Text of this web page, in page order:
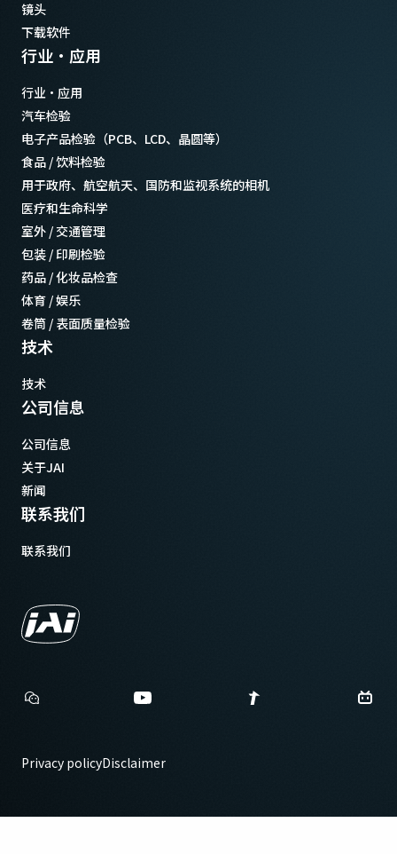
镜头
下载软件
行业·应用
行业·应用
汽车检验
电子产品检验（PCB、LCD、晶圆等）
食品 / 饮料检验
用于政府、航空航天、国防和监视系统的相机
医疗和生命科学
室外 / 交通管理
包装 / 印刷检验
药品 / 化妆品检查
体育 / 娱乐
卷筒 / 表面质量检验
技术
技术
公司信息
公司信息
关于JAI
新闻
联系我们
联系我们
Privacy policyDisclaimer